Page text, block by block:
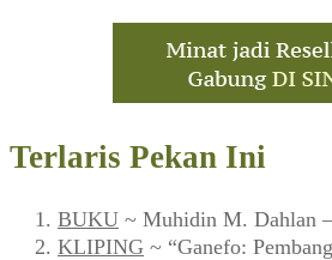
Terlaris Pekan Ini
BUKU ~ Muhidin M. Dahlan –
KLIPING ~ “Ganefo: